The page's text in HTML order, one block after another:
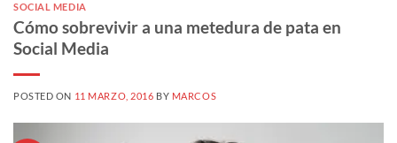
SOCIAL MEDIA
Cómo sobrevivir a una metedura de pata en
Social Media
POSTED ON 11 MARZO, 2016 BY MARCOS